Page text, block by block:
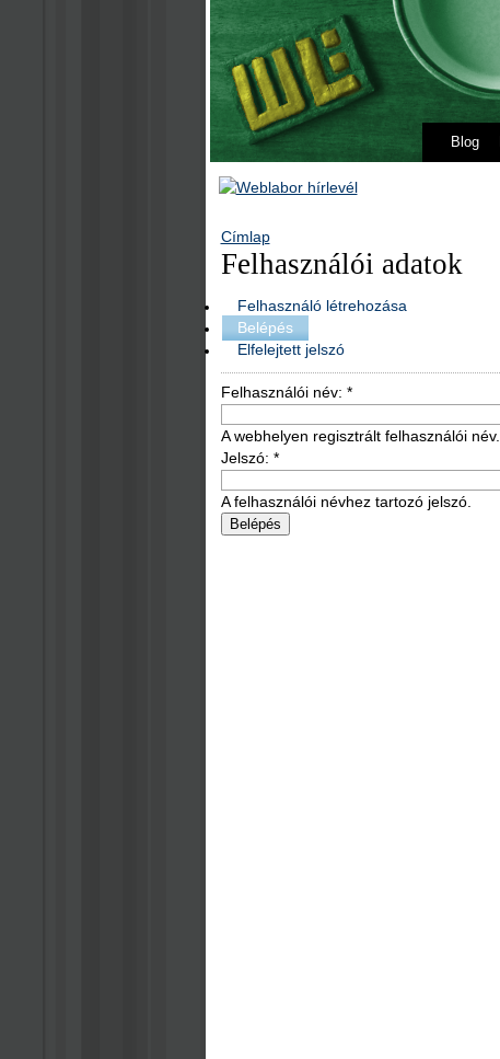
Blog
Címlap
Felhasználói adatok
Felhasználó létrehozása
Belépés
Elfelejtett jelszó
Felhasználói név: *
A webhelyen regisztrált felhasználói név.
Jelszó: *
A felhasználói névhez tartozó jelszó.